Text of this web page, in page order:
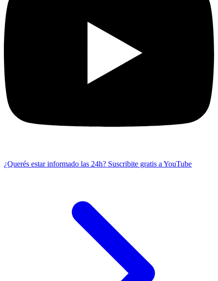
¿Querés estar informado las 24h? Suscribite gratis a YouTube